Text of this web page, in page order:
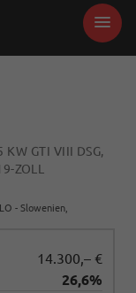
KW GTI VIII DSG,
ZOLL
- Slowenien,
14.300,– €
26,6%